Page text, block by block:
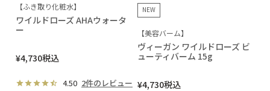
【ふき取り化粧水】
ワイルドローズ AHAウォータ
ー
¥4,730税込
4.50 2件のレビュー
NEW
【美容バーム】
ヴィーガン ワイルドローズ ビ
ューティバーム 15g
¥4,730税込